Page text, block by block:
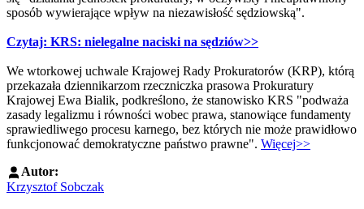
sposób wywierające wpływ na niezawisłość sędziowską".
Czytaj: KRS: nielegalne naciski na sędziów>>
We wtorkowej uchwale Krajowej Rady Prokuratorów (KRP), którą
przekazała dziennikarzom rzeczniczka prasowa Prokuratury
Krajowej Ewa Bialik, podkreślono, że stanowisko KRS "podważa
zasady legalizmu i równości wobec prawa, stanowiące fundamenty
sprawiedliwego procesu karnego, bez których nie może prawidłowo
funkcjonować demokratyczne państwo prawne". Więcej>>
Autor:
Krzysztof Sobczak